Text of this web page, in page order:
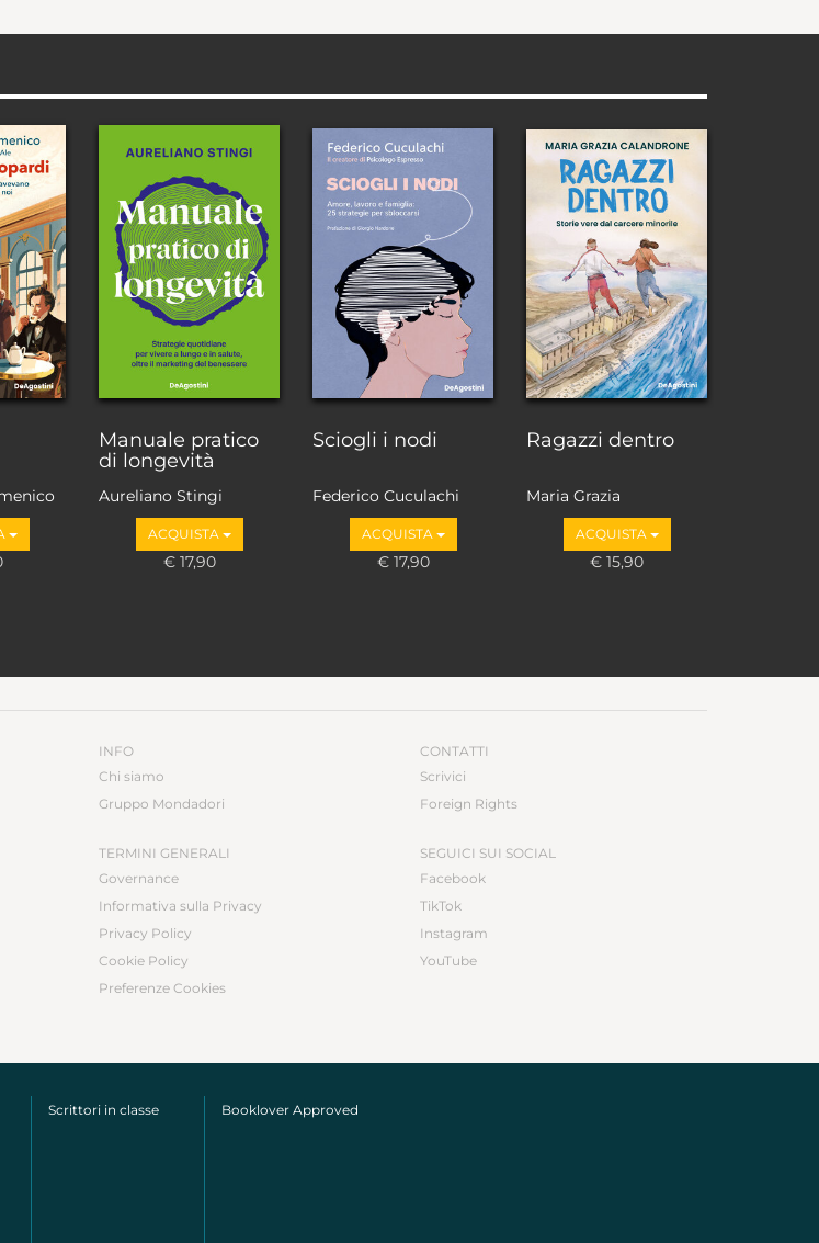
Manuale pratico
di longevità
Aureliano Stingi
ACQUISTA
€ 17,90
Sciogli i nodi
Federico Cuculachi
ACQUISTA
€ 17,90
Ragazzi dentro
Maria Grazia
Calandrone
ACQUISTA
€ 15,90
INFO
Chi siamo
Gruppo Mondadori
TERMINI GENERALI
Governance
Informativa sulla Privacy
Privacy Policy
Cookie Policy
Preferenze Cookies
CONTATTI
Scrivici
Foreign Rights
SEGUICI SUI SOCIAL
Facebook
TikTok
Instagram
YouTube
Scrittori in classe Booklover Approved